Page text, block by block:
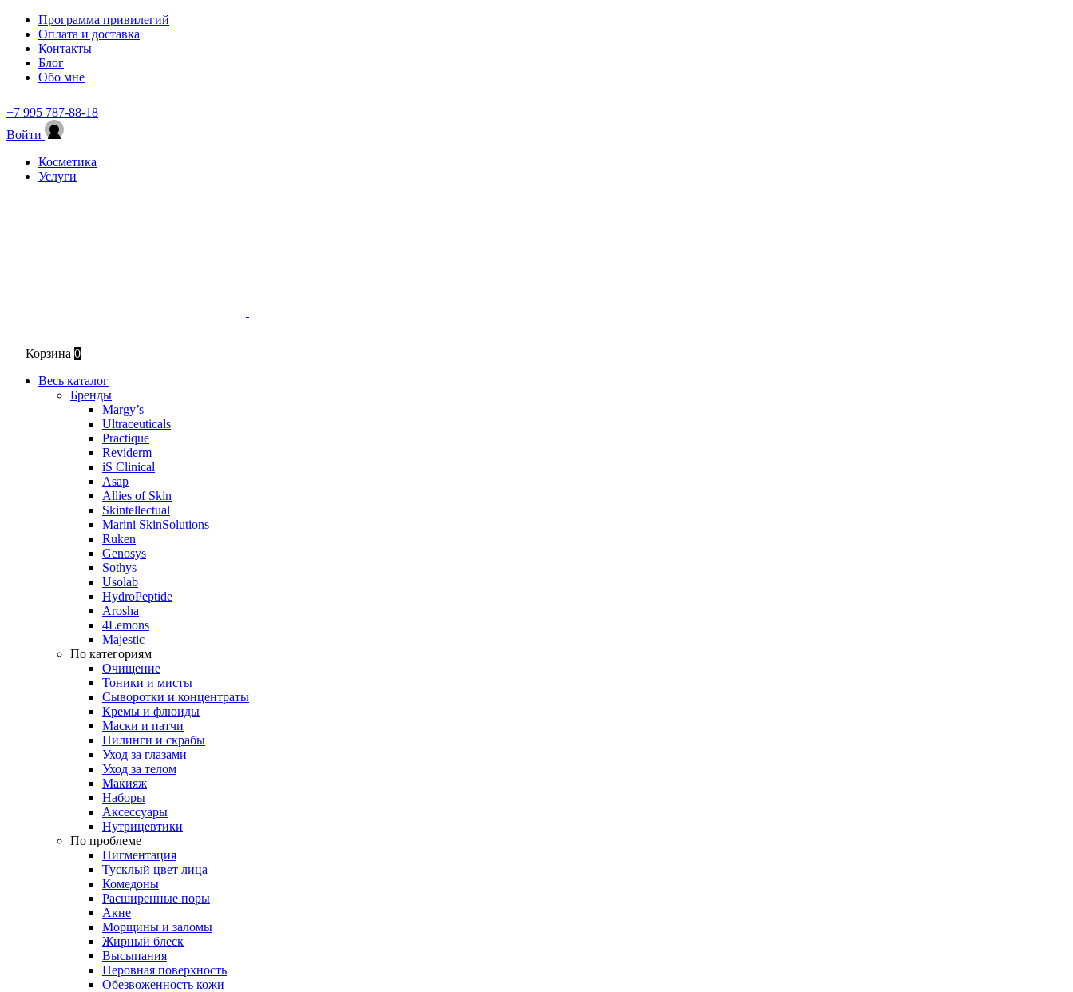
Программа привилегий
Оплата и доставка
Контакты
Блог
Обо мне
+7 995 787-88-18
Войти
Косметика
Услуги
Корзина 0
Весь каталог
Бренды
Margy’s
Ultraceuticals
Practique
Reviderm
iS Clinical
Asap
Allies of Skin
Skintellectual
Marini SkinSolutions
Ruken
Genosys
Sothys
Usolab
HydroPeptide
Arosha
4Lemons
Majestic
По категориям
Очищение
Тоники и мисты
Сыворотки и концентраты
Кремы и флюиды
Маски и патчи
Пилинги и скрабы
Уход за глазами
Уход за телом
Макияж
Наборы
Аксессуары
Нутрицевтики
По проблеме
Пигментация
Тусклый цвет лица
Комедоны
Расширенные поры
Акне
Морщины и заломы
Жирный блеск
Высыпания
Неровная поверхность
Обезвоженность кожи